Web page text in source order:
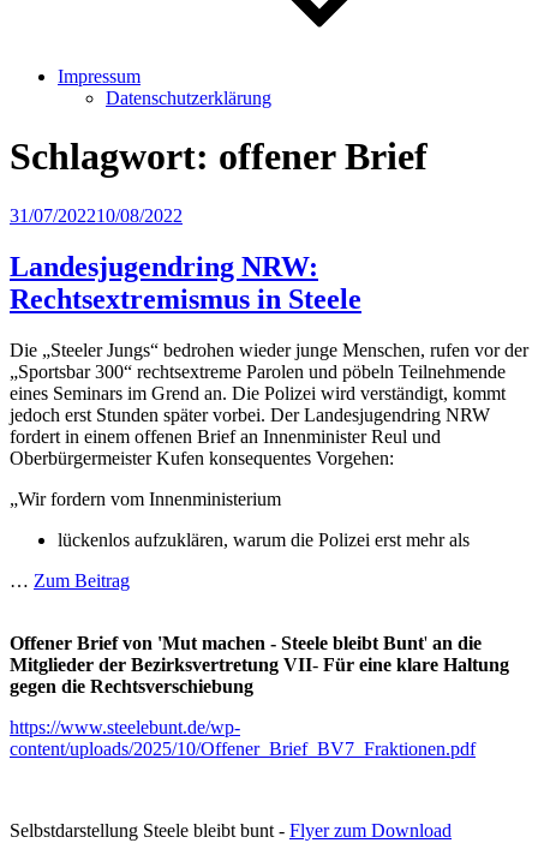
Impressum
Datenschutzerklärung
Schlagwort: offener Brief
Veröffentlicht
31/07/202210/08/2022
Landesjugendring NRW:
Rechtsextremismus in Steele
Die „Steeler Jungs“ bedrohen wieder junge Menschen, rufen vor der
„Sportsbar 300“ rechtsextreme Parolen und pöbeln Teilnehmende
eines Seminars im Grend an. Die Polizei wird verständigt, kommt
jedoch erst Stunden später vorbei. Der Landesjugendring NRW
fordert in einem offenen Brief an Innenminister Reul und
Oberbürgermeister Kufen konsequentes Vorgehen:
„Wir fordern vom Innenministerium
lückenlos aufzuklären, warum die Polizei erst mehr als
… Zum Beitrag
Offener Brief von 'Mut machen - Steele bleibt Bunt' an die
Mitglieder der Bezirksvertretung VII- Für eine klare Haltung
gegen die Rechtsverschiebung
https://www.steelebunt.de/wp-
content/uploads/2025/10/Offener_Brief_BV7_Fraktionen.pdf
Selbstdarstellung Steele bleibt bunt - Flyer zum Download